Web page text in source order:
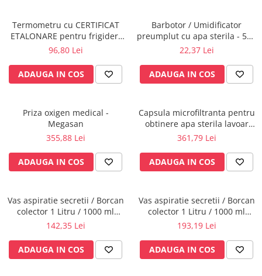
Conectori gaze medicinale
Componente statii gaze
Panouri control si alarmare
Console ATI si UPU
Dispozitive si sisteme de prindere /
Rampa gaze medicale pat pacient
Rampa iluminat alarmare
Accesorii vase
Tevi cupru si accesorii
Lavoare apa sterila
Lavoare chirurgicale
Capsule, filtre finale apa sterila
Termometru cu CERTIFICAT
ETALONARE pentru frigider,
vitrine frigorifice,
96,80 Lei
ADAUGA IN COS
Barbotor / Umidificator
preumplut cu apa sterila - 550
ml - Amsino
22,37 Lei
ADAUGA IN COS
Priza oxigen medical -
Megasan
355,88 Lei
ADAUGA IN COS
Capsula microfiltranta pentru
obtinere apa sterila lavoar
chirurgical, 31 zile fara
361,79 Lei
ADAUGA IN COS
Vas aspiratie secretii / Borcan
colector 1 Litru / 1000 ml
pentru aspirator chirurgical -
accesorii incluse
142,35 Lei
ADAUGA IN COS
Vas aspiratie secretii / Borcan
colector 1 Litru / 1000 ml
pentru aspirator chirurgical -
accesorii incluse
193,19 Lei
ADAUGA IN COS